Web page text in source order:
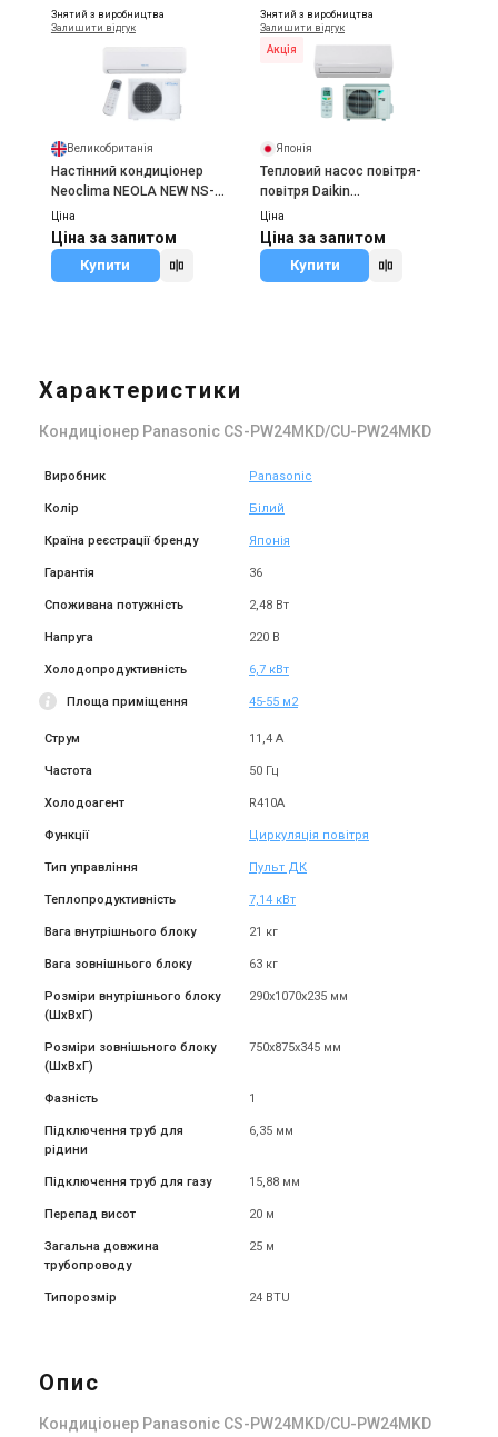
Знятий з виробництва
Залишити відгук
Великобританія
Настінний кондиціонер
Neoclima NEOLA NEW NS-
30LHB/NU-30LHB
Ціна
Ціна за запитом
Купити
Знятий з виробництва
Залишити відгук
Акція
Японія
Тепловий насос повітря-
повітря Daikin
FTXF50F/RXF50F
Ціна
Ціна за запитом
Купити
Характеристики
Кондиціонер Panasonic CS-PW24MKD/CU-PW24MKD
Виробник Panasonic
Колір Білий
Країна реєстрації бренду Японія
Гарантія 36
Споживана потужність 2,48 Вт
Напруга 220 В
Холодопродуктивність 6,7 кВт
Площа приміщення 45-55 м2
Струм 11,4 А
Частота 50 Гц
Холодоагент R410A
Функції Циркуляція повітря
Тип управління Пульт ДК
Теплопродуктивність 7,14 кВт
Вага внутрішнього блоку 21 кг
Вага зовнішнього блоку 63 кг
Розміри внутрішнього блоку
(ШxВxГ)
290x1070x235 мм
Розміри зовнішьного блоку
(ШxВxГ)
750x875x345 мм
Фазність 1
Підключення труб для
рідини
6,35 мм
Підключення труб для газу 15,88 мм
Перепад висот 20 м
Загальна довжина
трубопроводу
25 м
Типорозмір 24 BTU
Опис
Кондиціонер Panasonic CS-PW24MKD/CU-PW24MKD